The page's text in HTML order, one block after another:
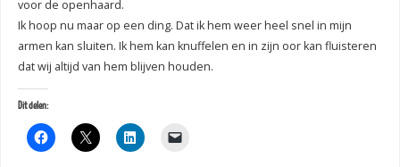
voor de openhaard.
Ik hoop nu maar op een ding. Dat ik hem weer heel snel in mijn
armen kan sluiten. Ik hem kan knuffelen en in zijn oor kan fluisteren
dat wij altijd van hem blijven houden.
Dit delen: